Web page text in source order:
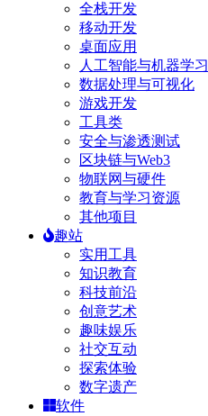
全栈开发
移动开发
桌面应用
人工智能与机器学习
数据处理与可视化
游戏开发
工具类
安全与渗透测试
区块链与Web3
物联网与硬件
教育与学习资源
其他项目
趣站
实用工具
知识教育
科技前沿
创意艺术
趣味娱乐
社交互动
探索体验
数字遗产
软件